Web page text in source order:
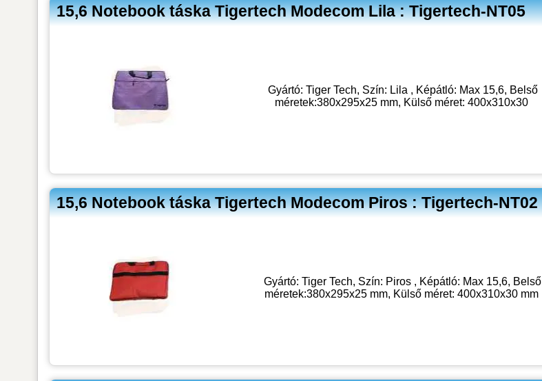
15,6 Notebook táska Tigertech Modecom Lila : Tigertech-NT05
Gyártó: Tiger Tech, Szín: Lila , Képátló: Max 15,6, Belső
méretek:380x295x25 mm, Külső méret: 400x310x30
15,6 Notebook táska Tigertech Modecom Piros : Tigertech-NT02
Gyártó: Tiger Tech, Szín: Piros , Képátló: Max 15,6, Belső
méretek:380x295x25 mm, Külső méret: 400x310x30 mm